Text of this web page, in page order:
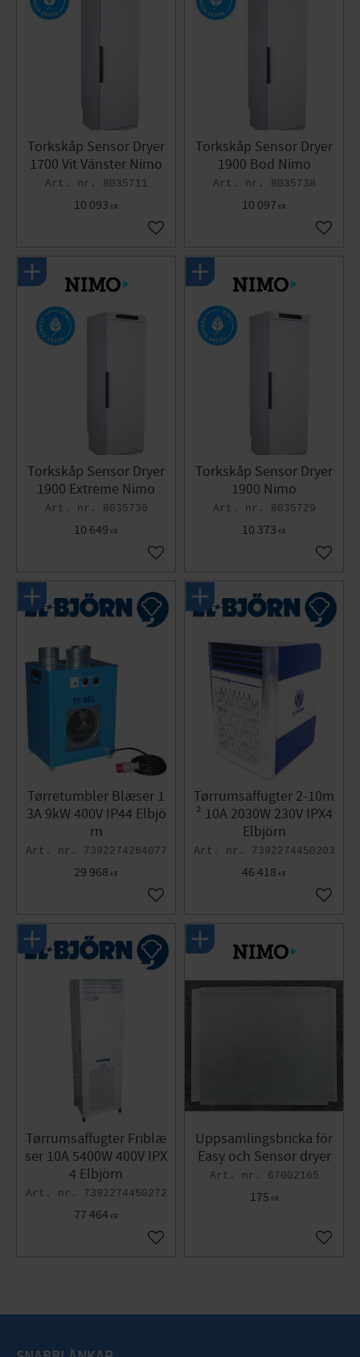
Torkskåp Sensor Dryer
1700 Vit Vänster Nimo
8035711
10 093 KR
Gem som favorit
Torkskåp Sensor Dryer
1900 Bod Nimo
8035738
10 097 KR
Gem
Torkskåp Sensor Dryer
1900 Extreme Nimo
8035736
10 649 KR
Gem som favorit
Torkskåp Sensor Dryer
1900 Nimo
8035729
10 373 KR
Gem
Tørretumbler Blæser 1
3A 9kW 400V IP44 Elbjö
rn
7392274264077
29 968 KR
Gem som favorit
Tørrumsaffugter 2-10m
² 10A 2030W 230V IPX4
Elbjörn
7392274450203
46 418 KR
Gem
Tørrumsaffugter Friblæ
ser 10A 5400W 400V IPX
4 Elbjörn
7392274450272
77 464 KR
Gem som favorit
Uppsamlingsbricka för
Easy och Sensor dryer
67002165
175 KR
Gem